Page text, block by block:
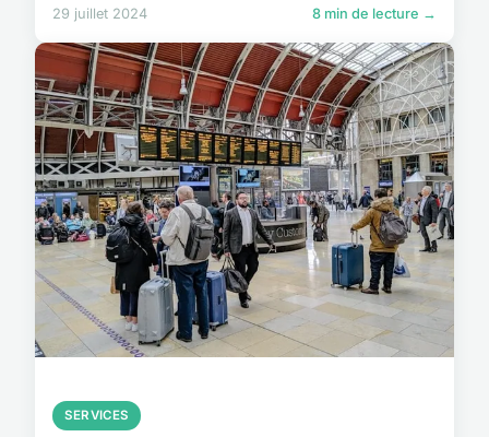
29 juillet 2024 8 min de lecture →
SERVICES